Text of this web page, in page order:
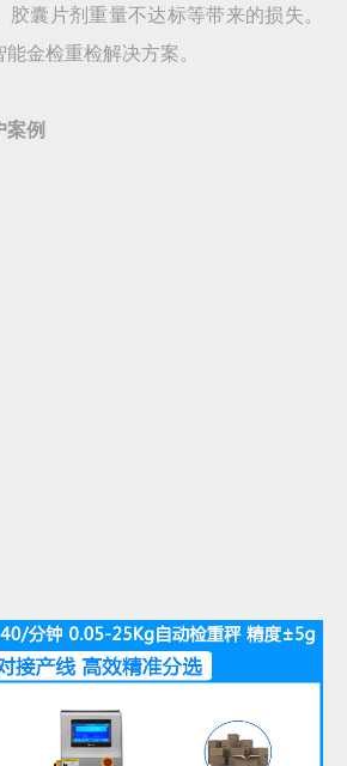
囊片剂重量不达标等带来的损失。
金检重检解决方案。
例